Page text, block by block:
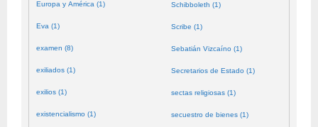
Europa y América (1)
Eva (1)
examen (8)
exiliados (1)
exilios (1)
existencialismo (1)
Schibboleth (1)
Scribe (1)
Sebatián Vizcaíno (1)
Secretarios de Estado (1)
sectas religiosas (1)
secuestro de bienes (1)